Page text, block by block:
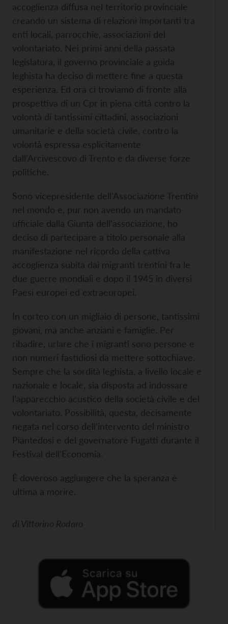
accoglienza diffusa nel territorio provinciale
creando un sistema di relazioni importanti tra
enti locali, parrocchie, associazioni del
volontariato. Nei primi anni della passata
legislatura, il governo provinciale a guida
leghista ha deciso di mettere fine a questa
esperienza. Ed ora ci troviamo di fronte alla
prospettiva di un Cpr in piena città contro la
volontà di tantissimi cittadini, associazioni
umanitarie e della società civile, contro la
volontà espressa esplicitamente
dall’Arcivescovo di Trento e da diverse forze
politiche.
Sono vicepresidente dell’Associazione Trentini
nel mondo e, pur non avendo un mandato
ufficiale dalla Giunta dell’associazione, ho
deciso di partecipare a titolo personale alla
manifestazione nel ricordo della cattiva
accoglienza subita dai migranti trentini fra le
due guerre mondiali e dopo il 1945 in diversi
Paesi europei ed extraeuropei.
In corteo con un migliaio di persone, tantissimi
giovani, ma anche anziani e famiglie. Per
ribadire, urlare che i migranti sono persone e
non numeri fastidiosi da mettere sottochiave.
Sempre che la sordità leghista, a livello locale e
nazionale e locale, sia disposta ad indossare
l’apparecchio acustico della società civile e del
volontariato. Possibilità, questa, decisamente
negata nel corso dell’intervento del ministro
Piantedosi e del governatore Fugatti durante il
Festival dell’Economia.
È doveroso aggiungere che la speranza è
ultima a morire.
di Vittorino Rodaro